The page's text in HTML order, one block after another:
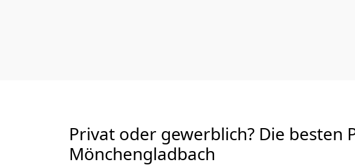
Privat oder gewerblich? Die besten
Mönchen­gladbach